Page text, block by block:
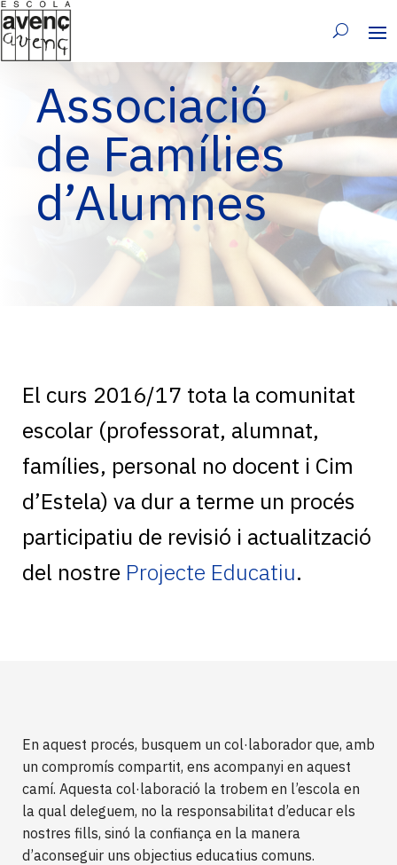
Associació
de Famílies
d’Alumnes
El curs 2016/17 tota la comunitat
escolar (professorat, alumnat,
famílies, personal no docent i Cim
d’Estela) va dur a terme un procés
participatiu de revisió i actualització
del nostre Projecte Educatiu.
En aquest procés, busquem un col·laborador que, amb
un compromís compartit, ens acompanyi en aquest
camí. Aquesta col·laboració la trobem en l’escola en
la qual deleguem, no la responsabilitat d’educar els
nostres fills, sinó la confiança en la manera
d’aconseguir uns objectius educatius comuns.